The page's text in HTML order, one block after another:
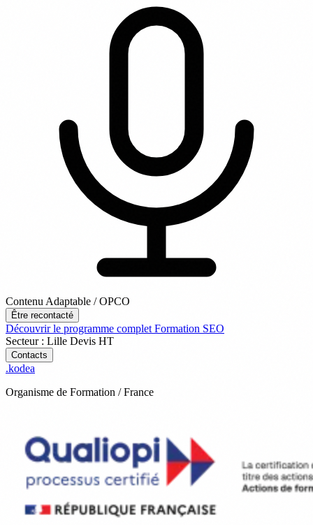
Contenu Adaptable / OPCO
Être recontacté
Découvrir le programme complet Formation SEO
Secteur : Lille Devis HT
Contacts
.kodea
Organisme de Formation / France